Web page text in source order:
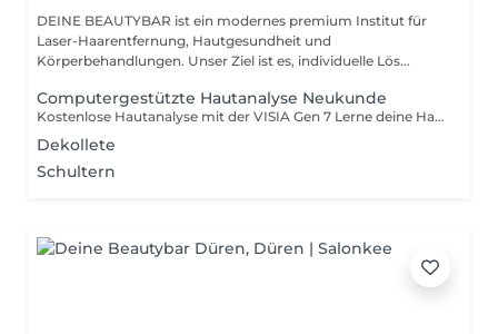
DEINE BEAUTYBAR ist ein modernes premium Institut für
Laser-Haarentfernung, Hautgesundheit und
Körperbehandlungen. Unser Ziel ist es, individuelle Lös...
Computergestützte Hautanalyse Neukunde
Kostenlose Hautanalyse mit der VISIA Gen 7 Lerne deine Haut wirklich kennen mit der modernsten Analyse-Technologie weltweit. Die VISIA Gen 7 zeigt, was du mit bloßem Auge nicht siehst: Poren, Pigmentflecken, Entzündungen, Rötungen, Falten, UV-Schäden und Bakterienaktivität alles im Detail. In nur wenigen Minuten erstellen wir hochauflösende Aufnahmen deiner Haut und erklären dir verständlich, was sie wirklich braucht. So entsteht ein individueller Behandlungs- und Pflegeplan, der auf Daten statt auf Bauchgefühl basiert. Diese Analyse ist kostenlos, schmerzfrei und unverbindlich aber sie verändert, wie du über deine Haut denkst. Empfohlen vor deiner ersten Behandlung, um das Beste für deine Haut herauszuholen.
Dekollete
Schultern